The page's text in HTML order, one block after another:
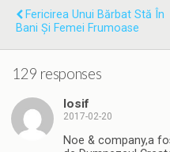
Fericirea Unui Bărbat Stă În
Bani Și Femei Frumoase
129 responses
Iosif
2017-02-20
Noe & company,a